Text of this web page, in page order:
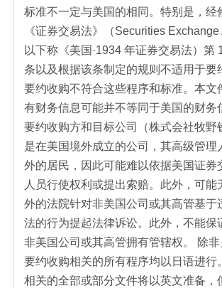
标准不一定与美国的相同。特别是，经
《证券交易法》（Securities Exchange
以下称《美国·1934 年证券交易法）第
条以及根据该条制定的规则不适用于要
要约收购不符合这些程序和标准。本文
有财务信息可能并不等同于美国的财务
要约收购方和目标公司（株式会社牧野
是在美国境外成立的公司，其高级管理
外的居民，因此可能难以依据美国证券
人员行使权利或提出索赔。此外，可能
外的法院针对非美国公司或其高管基于
法的行为提起法律诉讼。此外，不能保
非美国公司或其高管拥有管辖权。 除
要约收购相关的所有程序均以日语进行
相关的全部或部分文件将以英文准备，